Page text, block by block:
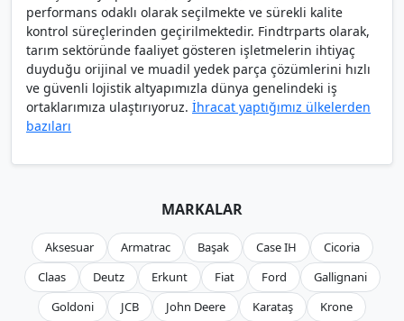
performans odaklı olarak seçilmekte ve sürekli kalite
kontrol süreçlerinden geçirilmektedir. Findtrparts olarak,
tarım sektöründe faaliyet gösteren işletmelerin ihtiyaç
duyduğu orijinal ve muadil yedek parça çözümlerini hızlı
ve güvenli lojistik altyapımızla dünya genelindeki iş
ortaklarımıza ulaştırıyoruz. İhracat yaptığımız ülkelerden
bazıları
MARKALAR
Aksesuar Armatrac Başak Case IH
Cicoria
Claas
Deutz Erkunt Fiat Ford
Gallignani
Goldoni
JCB John Deere Karataş
Krone